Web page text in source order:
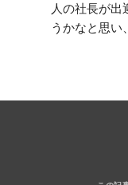
人の社長が出
うかなと思い